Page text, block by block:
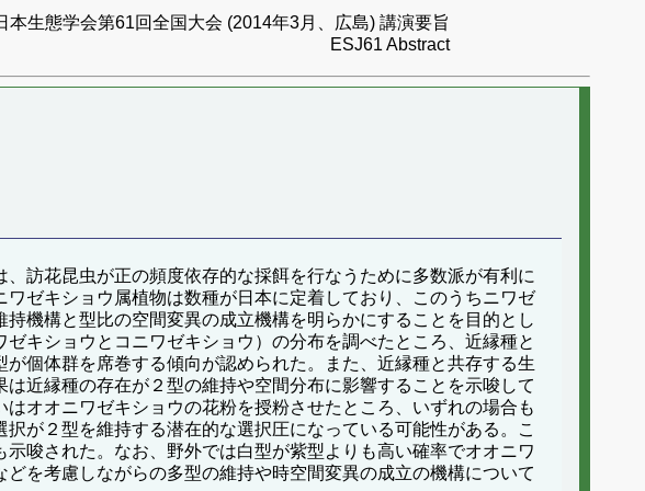
本生態学会第61回全国大会 (2014年3月、広島) 講演要旨
ESJ61 Abstract
訪花昆虫が正の頻度依存的な採餌を行なうために多数派が有利に
ゼキショウ属植物は数種が日本に定着しており、このうちニワゼ
機構と型比の空間変異の成立機構を明らかにすることを目的とし
キショウとコニワゼキショウ）の分布を調べたところ、近縁種と
個体群を席巻する傾向が認められた。また、近縁種と共存する生
近縁種の存在が２型の維持や空間分布に影響することを示唆して
オオニワゼキショウの花粉を授粉させたところ、いずれの場合も
が２型を維持する潜在的な選択圧になっている可能性がある。こ
唆された。なお、野外では白型が紫型よりも高い確率でオオニワ
を考慮しながらの多型の維持や時空間変異の成立の機構について